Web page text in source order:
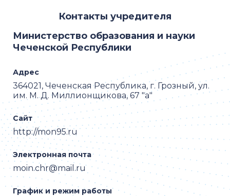
Контакты учредителя
Министерство образования и науки
Чеченской Республики
Адрес
364021, Чеченская Республика, г. Грозный, ул.
им. М. Д. Миллионщикова, 67 "а"
Сайт
http://mon95.ru
Электронная почта
moin.chr@mail.ru
График и режим работы